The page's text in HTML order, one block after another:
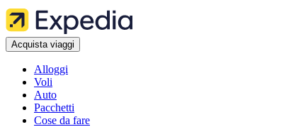
Acquista viaggi
Alloggi
Voli
Auto
Pacchetti
Cose da fare